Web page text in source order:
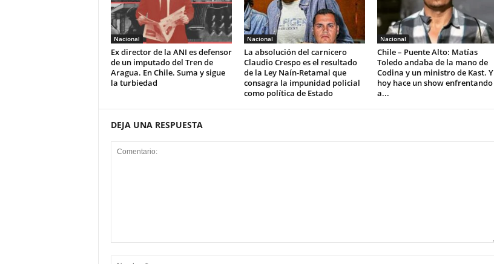
Nacional
Ex director de la ANI es defensor
de un imputado del Tren de
Aragua. En Chile. Suma y sigue
la turbiedad
Nacional
La absolución del carnicero
Claudio Crespo es el resultado
de la Ley Naín-Retamal que
consagra la impunidad policial
como política de Estado
Nacional
Chile – Puente Alto: Matías
Toledo andaba de la mano de
Codina y un ministro de Kast. Y
hoy hace un show enfrentando
a...
DEJA UNA RESPUESTA